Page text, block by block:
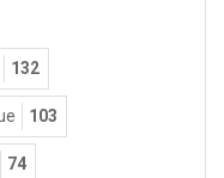
132
103
74